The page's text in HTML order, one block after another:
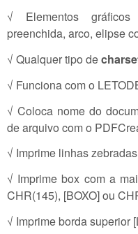
√ Elementos
preenchida, arco, elipse
√ Qualquer tipo de
√ Funciona com o
√ Coloca nome do
de arquivo com o
√ Imprime linhas
√ Imprime box com a
CHR(145), [BOXO] ou
√ Imprime borda superior